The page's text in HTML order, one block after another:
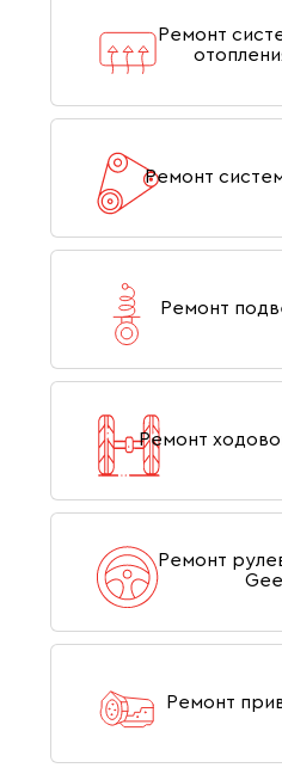
Ремонт
Ремонт
Ремонт
Ремонт
Ремонт
Ремонт